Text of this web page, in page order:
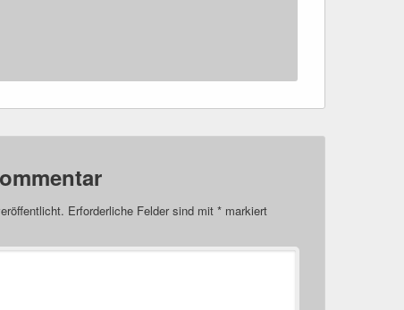
Erforderliche Felder sind mit * markiert